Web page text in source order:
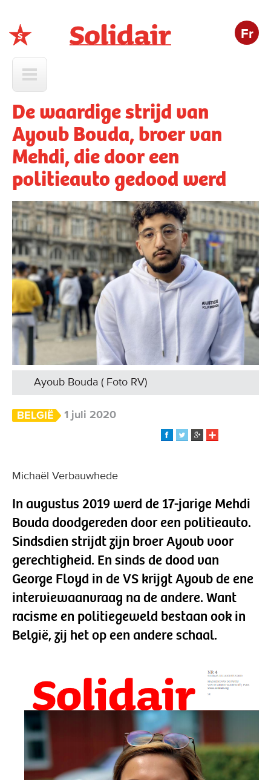
Fr
De waardige strijd van
Ayoub Bouda, broer van
Mehdi, die door een
politieauto gedood werd
Ayoub Bouda ( Foto RV)
BELGIË 1 juli 2020
Michaël Ver­bauwhede
In augustus 2019 werd de 17-jarige Mehdi
Bouda doodgereden door een politieauto.
Sindsdien strijdt zijn broer Ayoub voor
gerechtigheid. En sinds de dood van
George Floyd in de VS krijgt Ayoub de ene
interviewaanvraag na de andere. Want
racisme en politiegeweld bestaan ook in
België, zij het op een andere schaal.